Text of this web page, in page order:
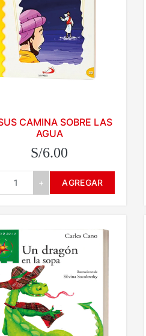
CAMINA SOBRE LAS
AGUA
S/6.00
+ AGREGAR